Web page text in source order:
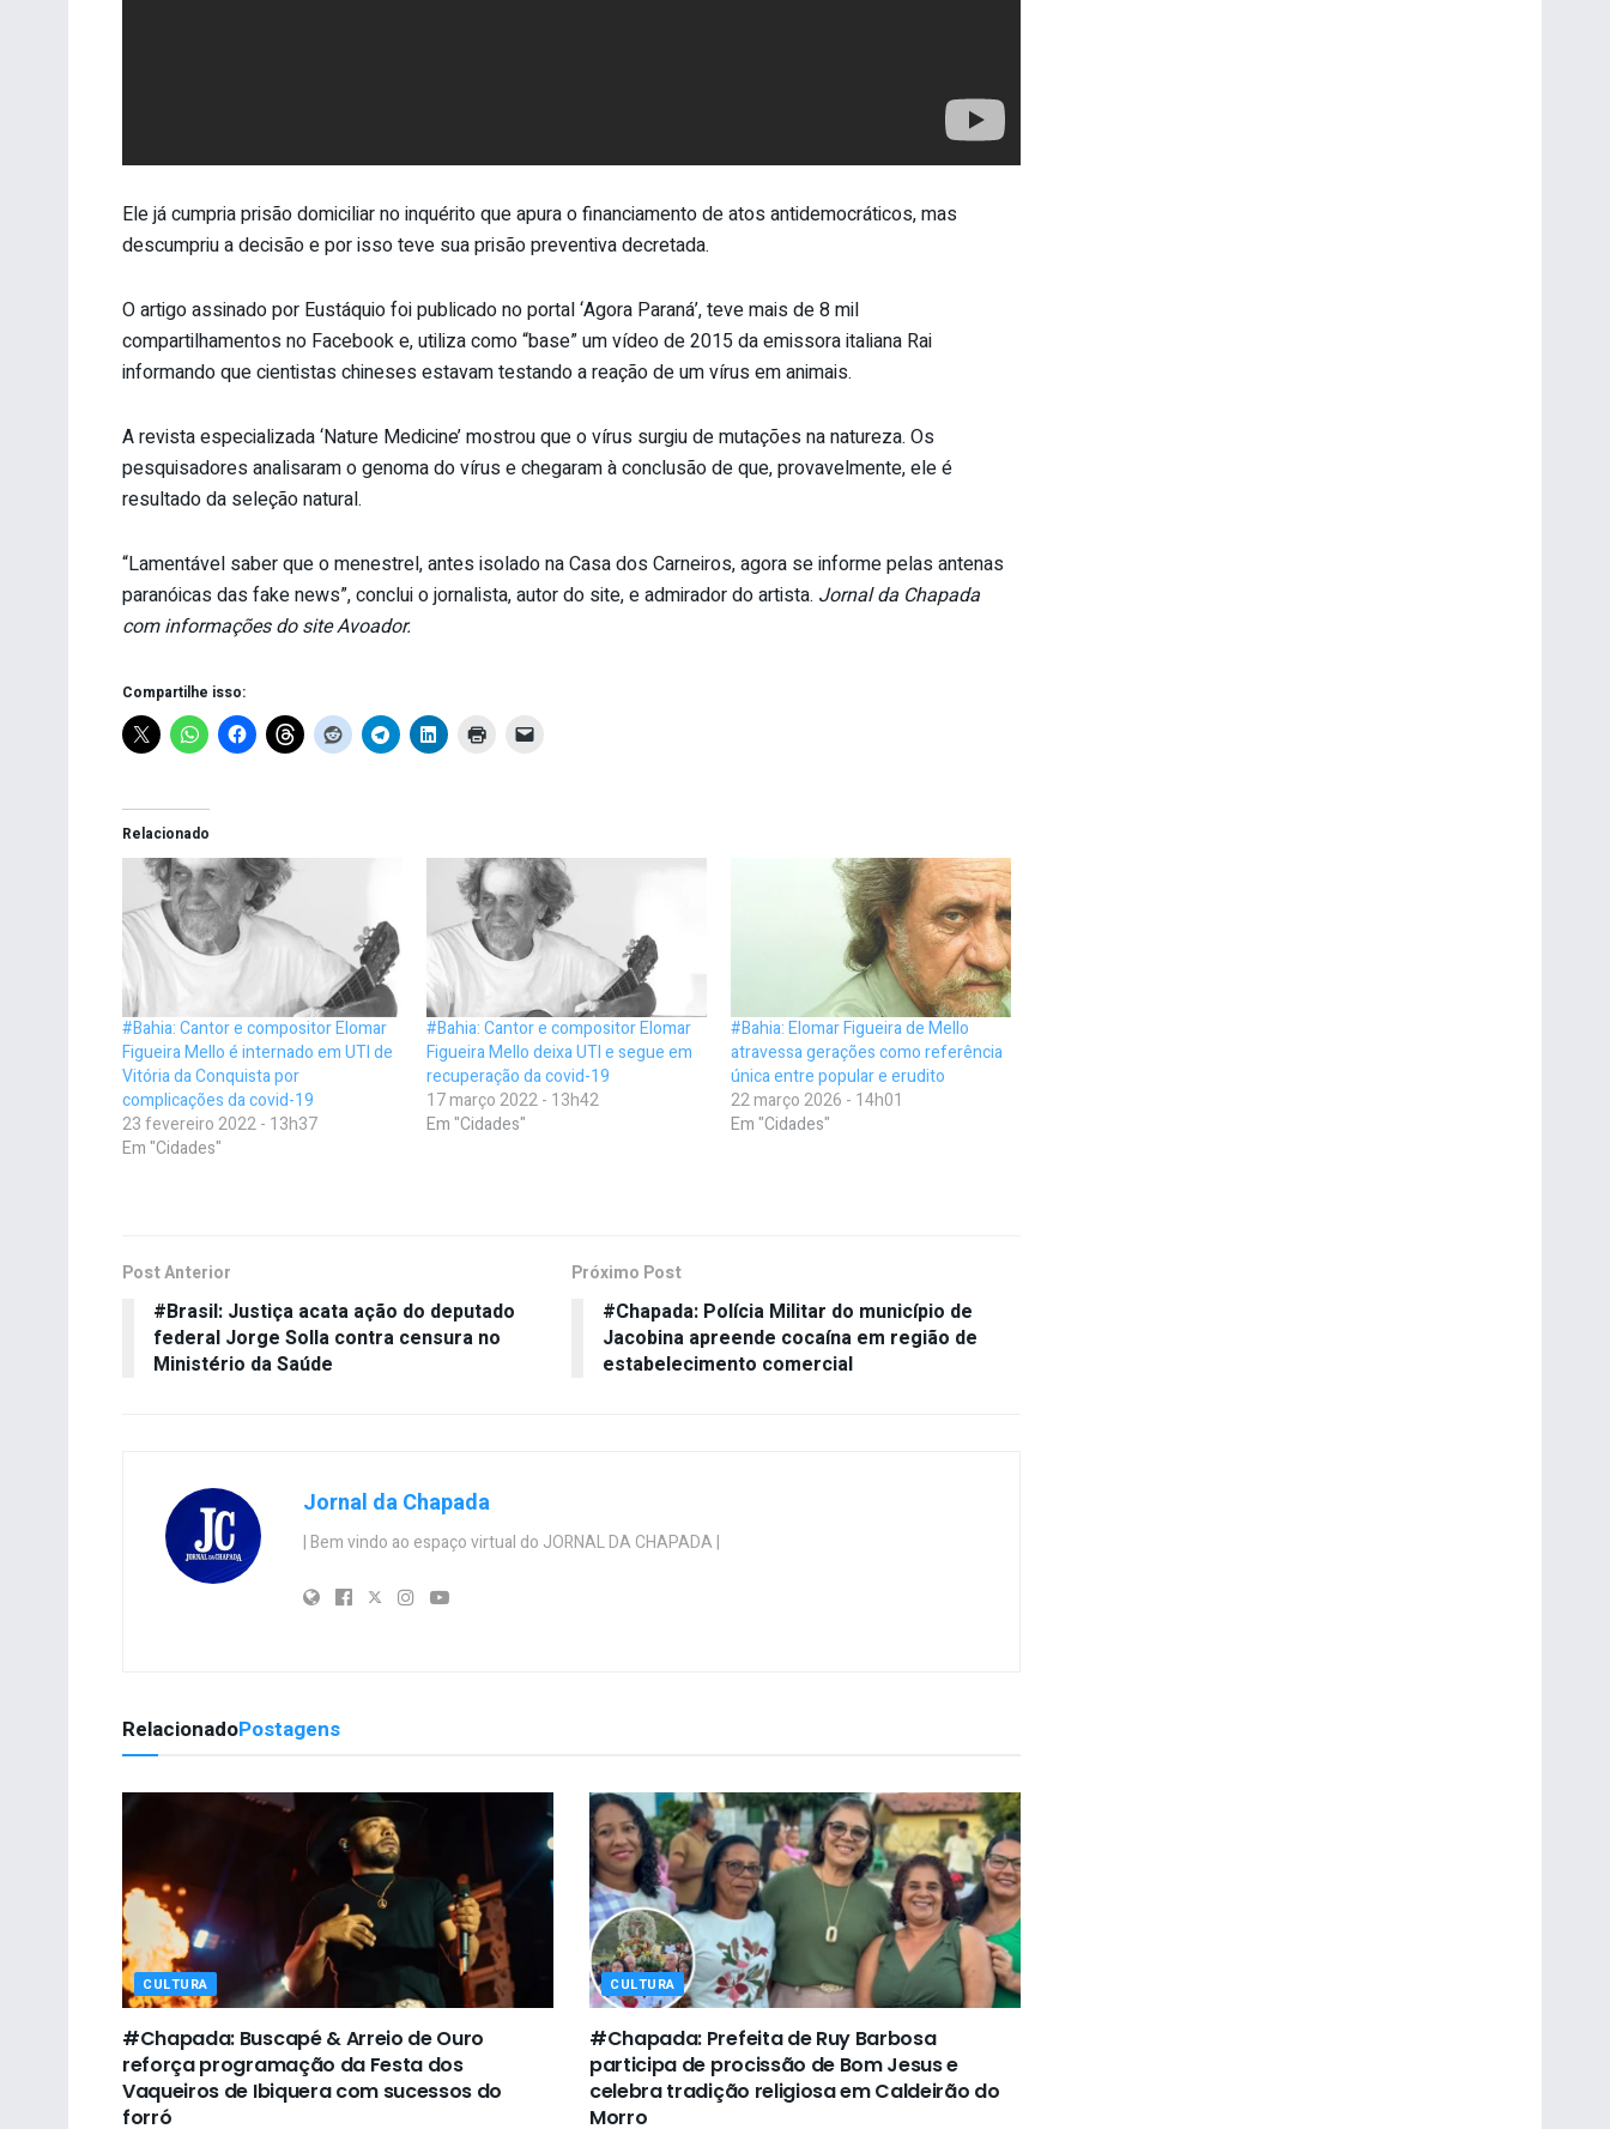
Ele já cumpria prisão domiciliar no inquérito que apura o financiamento de atos antidemocráticos, mas
descumpriu a decisão e por isso teve sua prisão preventiva decretada.
O artigo assinado por Eustáquio foi publicado no portal ‘Agora Paraná’, teve mais de 8 mil
compartilhamentos no Facebook e, utiliza como “base” um vídeo de 2015 da emissora italiana Rai
informando que cientistas chineses estavam testando a reação de um vírus em animais.
A revista especializada ‘Nature Medicine’ mostrou que o vírus surgiu de mutações na natureza. Os
pesquisadores analisaram o genoma do vírus e chegaram à conclusão de que, provavelmente, ele é
resultado da seleção natural.
“Lamentável saber que o menestrel, antes isolado na Casa dos Carneiros, agora se informe pelas antenas
paranóicas das fake news”, conclui o jornalista, autor do site, e admirador do artista. Jornal da Chapada
com informações do site Avoador.
Compartilhe isso:
Relacionado
#Bahia: Cantor e compositor Elomar
Figueira Mello é internado em UTI de
Vitória da Conquista por
complicações da covid-19
23 fevereiro 2022 - 13h37
Em "Cidades"
#Bahia: Cantor e compositor Elomar
Figueira Mello deixa UTI e segue em
recuperação da covid-19
17 março 2022 - 13h42
Em "Cidades"
#Bahia: Elomar Figueira de Mello
atravessa gerações como referência
única entre popular e erudito
22 março 2026 - 14h01
Em "Cidades"
Post Anterior
#Brasil: Justiça acata ação do deputado
federal Jorge Solla contra censura no
Ministério da Saúde
Próximo Post
#Chapada: Polícia Militar do município de
Jacobina apreende cocaína em região de
estabelecimento comercial
Jornal da Chapada
| Bem vindo ao espaço virtual do JORNAL DA CHAPADA |
RelacionadoPostagens
CULTURA
#Chapada: Buscapé & Arreio de Ouro
reforça programação da Festa dos
Vaqueiros de Ibiquera com sucessos do
forró
CULTURA
#Chapada: Prefeita de Ruy Barbosa
participa de procissão de Bom Jesus e
celebra tradição religiosa em Caldeirão do
Morro